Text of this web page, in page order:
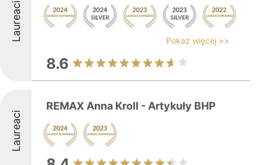
Laureaci Pokaż więcej >>
8.6
Laureaci
REMAX Anna Kroll - Artykuły BHP